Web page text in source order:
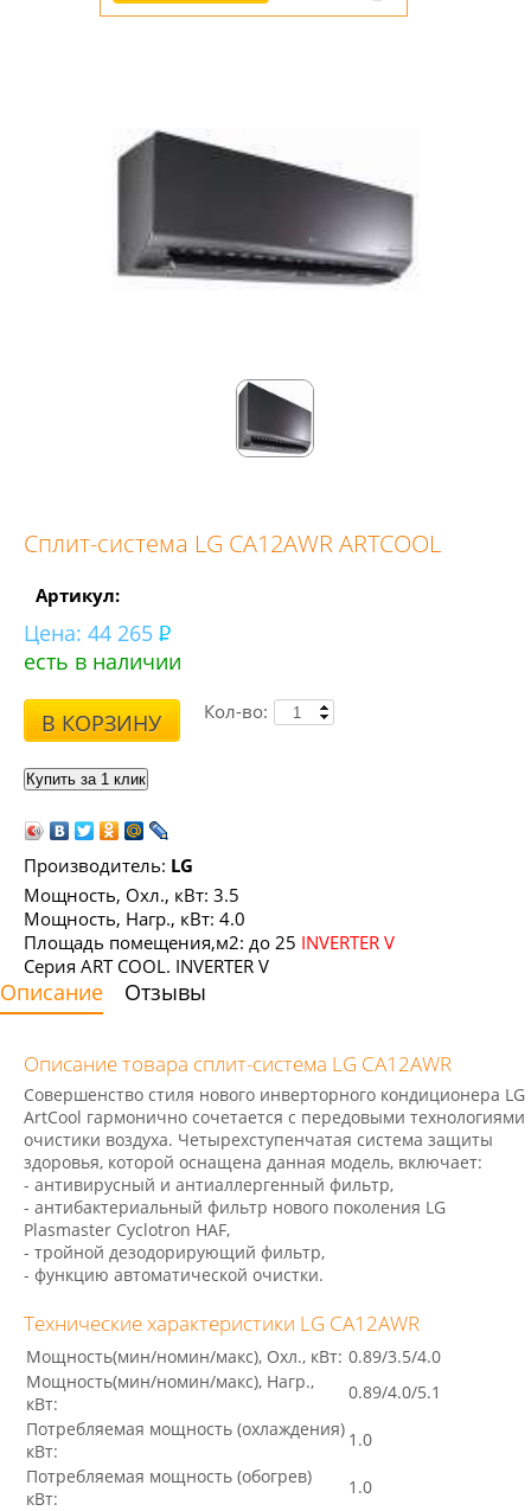
Сплит-система LG CA12AWR ARTCOOL
Артикул:
Цена: 44 265
есть в наличии
В КОРЗИНУ Кол-во:
Производитель: LG
Мощность, Охл., кВт: 3.5
Мощность, Нагр., кВт: 4.0
Площадь помещения,м2: до 25 INVERTER V
Серия ART COOL. INVERTER V
Описание Отзывы
Описание товара сплит-система LG CA12AWR
Совершенство стиля нового инверторного кондиционера LG
ArtCool гармонично сочетается c передовыми технологиями
очистики воздуха. Четырехступенчатая система защиты
здоровья, которой оснащена данная модель, включает:
- антивирусный и антиаллергенный фильтр,
- антибактериальный фильтр нового поколения LG
Plasmaster Cyclotron HAF,
- тройной дезодорирующий фильтр,
- функцию автоматической очистки.
Технические характеристики LG CA12AWR
Мощность(мин/номин/макс), Охл., кВт: 0.89/3.5/4.0
Мощность(мин/номин/макс), Нагр.,
кВт:
0.89/4.0/5.1
Потребляемая мощность (охлаждения)
кВт:
1.0
Потребляемая мощность (обогрев)
кВт:
1.0